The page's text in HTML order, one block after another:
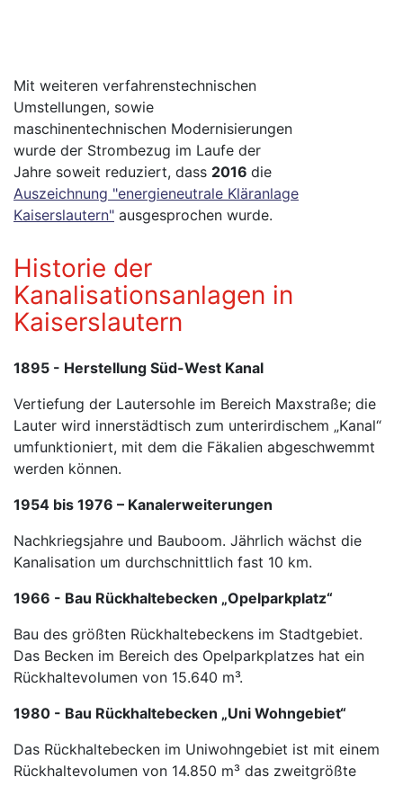
Mit weiteren verfahrenstechnischen
Umstellungen, sowie
maschinentechnischen Modernisierungen
wurde der Strombezug im Laufe der
Jahre soweit reduziert, dass 2016 die
Auszeichnung "energieneutrale Kläranlage
Kaiserslautern" ausgesprochen wurde.
Historie der
Kanalisationsanlagen in
Kaiserslautern
1895 - Herstellung Süd-West Kanal
Vertiefung der Lautersohle im Bereich Maxstraße; die
Lauter wird innerstädtisch zum unterirdischem „Kanal“
umfunktioniert, mit dem die Fäkalien abgeschwemmt
werden können.
1954 bis 1976 – Kanalerweiterungen
Nachkriegsjahre und Bauboom. Jährlich wächst die
Kanalisation um durchschnittlich fast 10 km.
1966 - Bau Rückhaltebecken „Opelparkplatz“
Bau des größten Rückhaltebeckens im Stadtgebiet.
Das Becken im Bereich des Opelparkplatzes hat ein
Rückhaltevolumen von 15.640 m³.
1980 - Bau Rückhaltebecken „Uni Wohngebiet“
Das Rückhaltebecken im Uniwohngebiet ist mit einem
Rückhaltevolumen von 14.850 m³ das zweitgrößte